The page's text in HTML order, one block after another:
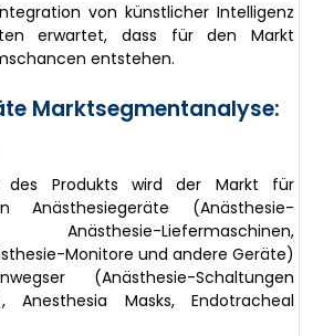
von künstlicher Intelligenz
erwartet, dass für den Markt
entstehen.
Marktsegmentanalyse:
des Produkts wird der Markt für
Anästhesiegeräte (Anästhesie-
Liefermaschinen,
Monitore und andere Geräte)
(Anästhesie-Schaltungen
Anesthesia Masks, Endotracheal